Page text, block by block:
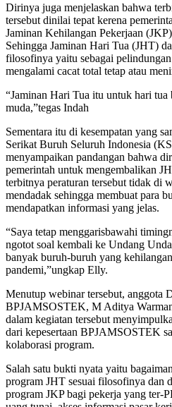
Dirinya juga menjelaskan bahwa
tersebut dinilai tepat kerena
Jaminan Kehilangan Pekerjaan
Sehingga Jaminan Hari Tua (JHT)
filosofinya yaitu sebagai
mengalami cacat total tetap atau
“Jaminan Hari Tua itu untuk hari tua
muda,”tegas Indah
Sementara itu di kesempatan yang
Serikat Buruh Seluruh Indonesia
menyampaikan pandangan bahwa
pemerintah untuk mengembalikan
terbitnya peraturan tersebut tidak di
mendadak sehingga membuat para
mendapatkan informasi yang jelas.
“Saya tetap menggarisbawahi
ngotot soal kembali ke Undang
banyak buruh-buruh yang
pandemi,”ungkap Elly.
Menutup webinar tersebut, anggota
BPJAMSOSTEK, M Aditya
dalam kegiatan tersebut
dari kepesertaan BPJAMSOSTEK
kolaborasi program.
Salah satu bukti nyata yaitu
program JHT sesuai filosofinya dan
program JKP bagi pekerja yang ter-